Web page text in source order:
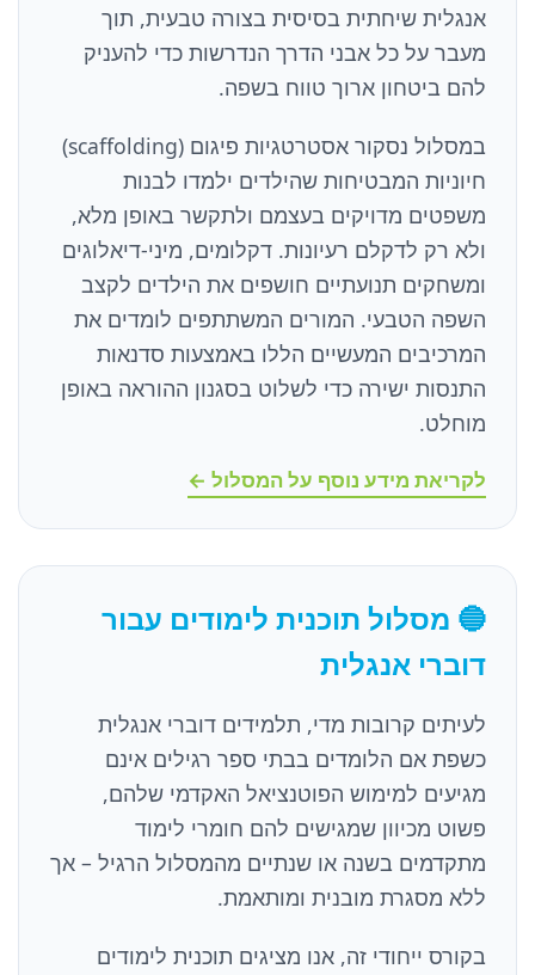
אנגלית שיחתית בסיסית בצורה טבעית, תוך
מעבר על כל אבני הדרך הנדרשות כדי להעניק
להם ביטחון ארוך טווח בשפה.
במסלול נסקור אסטרטגיות פיגום (scaffolding)
חיוניות המבטיחות שהילדים ילמדו לבנות
משפטים מדויקים בעצמם ולתקשר באופן מלא,
ולא רק לדקלם רעיונות. דקלומים, מיני-דיאלוגים
ומשחקים תנועתיים חושפים את הילדים לקצב
השפה הטבעי. המורים המשתתפים לומדים את
המרכיבים המעשיים הללו באמצעות סדנאות
התנסות ישירה כדי לשלוט בסגנון ההוראה באופן
מוחלט.
לקריאת מידע נוסף על המסלול ←
🔵 מסלול תוכנית לימודים עבור
דוברי אנגלית
לעיתים קרובות מדי, תלמידים דוברי אנגלית
כשפת אם הלומדים בבתי ספר רגילים אינם
מגיעים למימוש הפוטנציאל האקדמי שלהם,
פשוט מכיוון שמגישים להם חומרי לימוד
מתקדמים בשנה או שנתיים מהמסלול הרגיל – אך
ללא מסגרת מובנית ומותאמת.
בקורס ייחודי זה, אנו מציגים תוכנית לימודים